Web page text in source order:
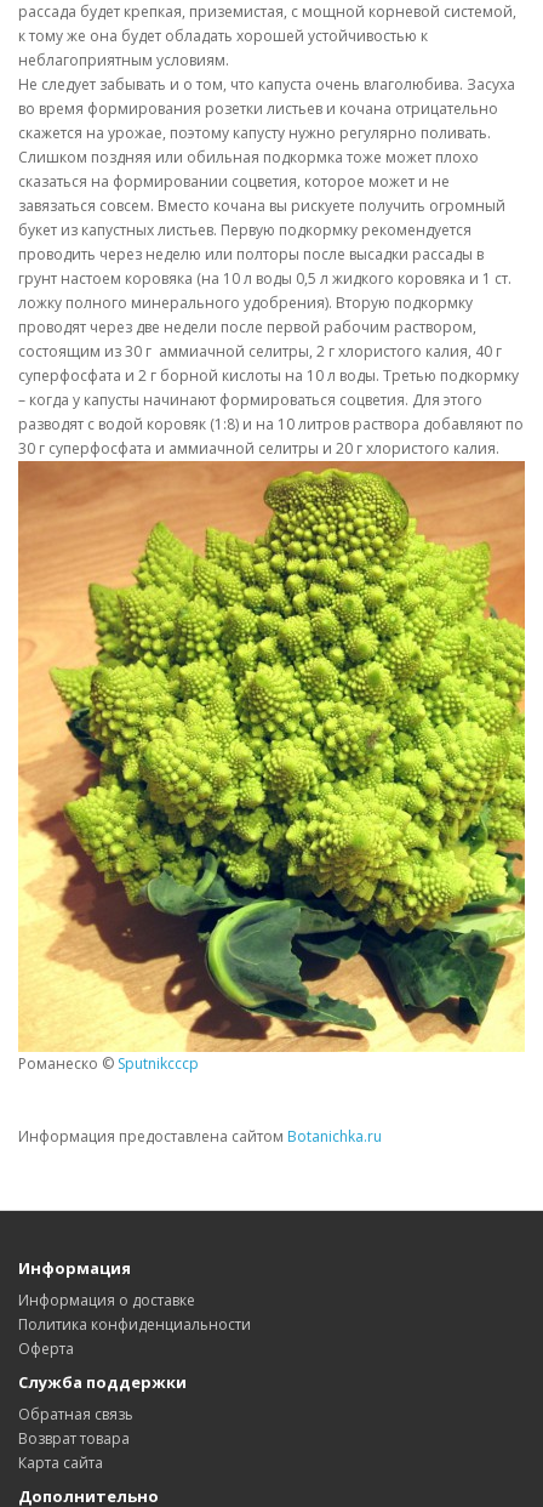
рассада будет крепкая, приземистая, с мощной корневой системой,
к тому же она будет обладать хорошей устойчивостью к
неблагоприятным условиям.
Не следует забывать и о том, что капуста очень влаголюбива. Засуха
во время формирования розетки листьев и кочана отрицательно
скажется на урожае, поэтому капусту нужно регулярно поливать.
Слишком поздняя или обильная подкормка тоже может плохо
сказаться на формировании соцветия, которое может и не
завязаться совсем. Вместо кочана вы рискуете получить огромный
букет из капустных листьев. Первую подкормку рекомендуется
проводить через неделю или полторы после высадки рассады в
грунт настоем коровяка (на 10 л воды 0,5 л жидкого коровяка и 1 ст.
ложку полного минерального удобрения). Вторую подкормку
проводят через две недели после первой рабочим раствором,
состоящим из 30 г аммиачной селитры, 2 г хлористого калия, 40 г
суперфосфата и 2 г борной кислоты на 10 л воды. Третью подкормку
– когда у капусты начинают формироваться соцветия. Для этого
разводят с водой коровяк (1:8) и на 10 литров раствора добавляют по
30 г суперфосфата и аммиачной селитры и 20 г хлористого калия.
Романеско © Sputnikcccp
Информация предоставлена сайтом Botanichka.ru
Информация
Информация о доставке
Политика конфиденциальности
Оферта
Служба поддержки
Обратная связь
Возврат товара
Карта сайта
Дополнительно